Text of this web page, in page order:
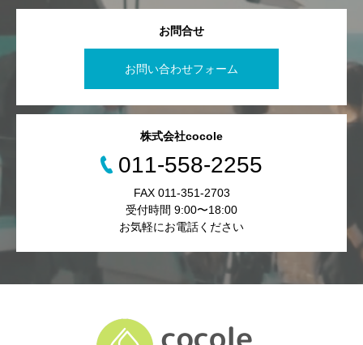
お問合せ
お問い合わせフォーム
株式会社cocole
011-558-2255
FAX 011-351-2703
受付時間 9:00〜18:00
お気軽にお電話ください